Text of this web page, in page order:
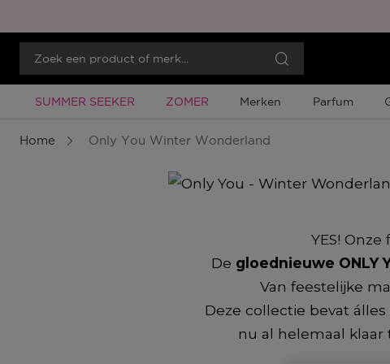
Tijdelijke Promotie
SUMMER SEEKER Tijdelijke Promotie
ZOMER Merken Parfum
Home Only You Winter Wonderland
YES!
De gloednieuwe ONLY
Van feestelijke
Deze collectie bevat
nu al helemaal klaar